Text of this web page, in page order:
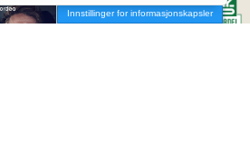
Innstillinger for informasjonskapsler